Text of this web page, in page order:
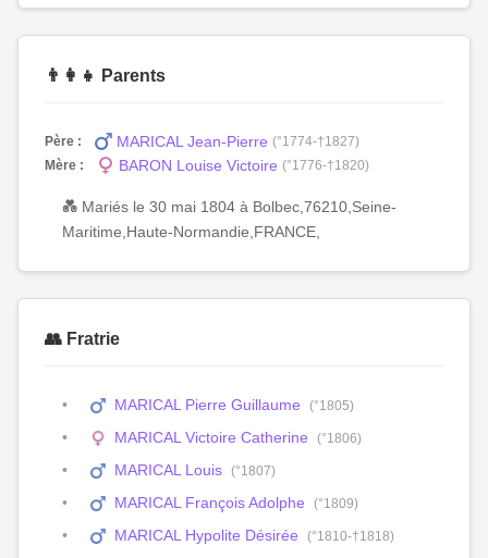
👨‍👩‍👧 Parents
Père : MARICAL Jean-Pierre (°1774-†1827)
Mère :
BARON Louise Victoire (°1776-†1820)
💑 Mariés le 30 mai 1804 à Bolbec,76210,Seine-
Maritime,Haute-Normandie,FRANCE,
👥 Fratrie
MARICAL Pierre Guillaume (°1805)
MARICAL Victoire Catherine (°1806)
MARICAL Louis (°1807)
MARICAL François Adolphe (°1809)
MARICAL Hypolite Désirée (°1810-†1818)